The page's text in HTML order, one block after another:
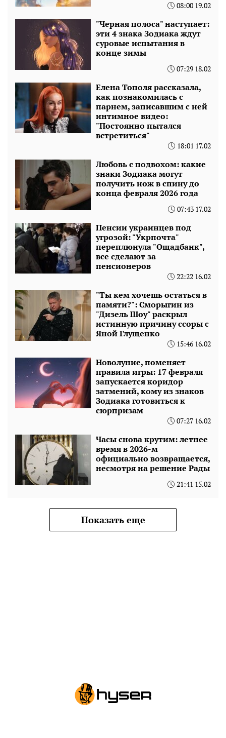
08:00 19.02
"Черная полоса" наступает:
эти 4 знака Зодиака ждут
суровые испытания в
конце зимы
07:29 18.02
Елена Тополя рассказала,
как познакомилась с
парнем, записавшим с ней
интимное видео:
"Постоянно пытался
встретиться"
18:01 17.02
Любовь с подвохом: какие
знаки Зодиака могут
получить нож в спину до
конца февраля 2026 года
07:43 17.02
Пенсии украинцев под
угрозой: "Укрпочта"
переплюнула "Ощадбанк",
все сделают за
пенсионеров
22:22 16.02
"Ты кем хочешь остаться в
памяти?": Сморыгин из
"Дизель Шоу" раскрыл
истинную причину ссоры с
Яной Глущенко
15:46 16.02
Новолуние, поменяет
правила игры: 17 февраля
запускается коридор
затмений, кому из знаков
Зодиака готовиться к
сюрпризам
07:27 16.02
Часы снова крутим: летнее
время в 2026-м
официально возвращается,
несмотря на решение Рады
21:41 15.02
Показать еще